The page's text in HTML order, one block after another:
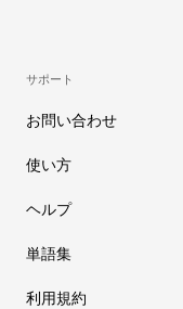
サポート
お問い合わせ
使い方
ヘルプ
単語集
利用規約